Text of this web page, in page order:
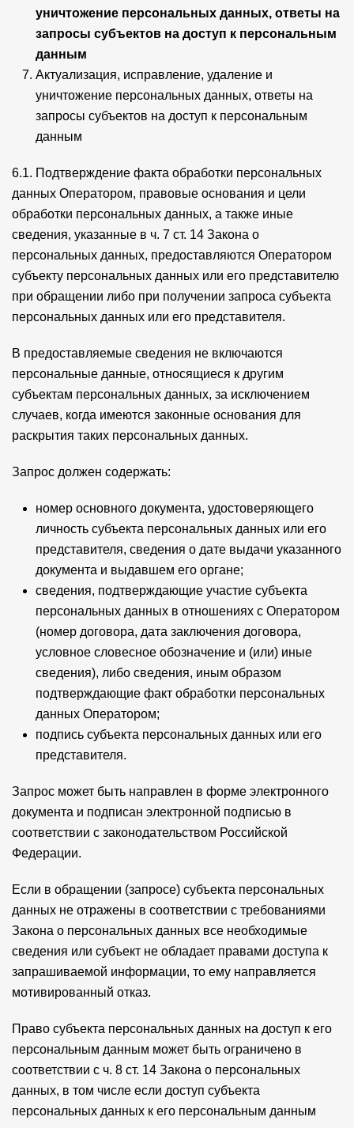
уничтожение персональных данных, ответы на
запросы субъектов на доступ к персональным
данным
Актуализация, исправление, удаление и
уничтожение персональных данных, ответы на
запросы субъектов на доступ к персональным
данным
6.1. Подтверждение факта обработки персональных
данных Оператором, правовые основания и цели
обработки персональных данных, а также иные
сведения, указанные в ч. 7 ст. 14 Закона о
персональных данных, предоставляются Оператором
субъекту персональных данных или его представителю
при обращении либо при получении запроса субъекта
персональных данных или его представителя.
В предоставляемые сведения не включаются
персональные данные, относящиеся к другим
субъектам персональных данных, за исключением
случаев, когда имеются законные основания для
раскрытия таких персональных данных.
Запрос должен содержать:
номер основного документа, удостоверяющего
личность субъекта персональных данных или его
представителя, сведения о дате выдачи указанного
документа и выдавшем его органе;
сведения, подтверждающие участие субъекта
персональных данных в отношениях с Оператором
(номер договора, дата заключения договора,
условное словесное обозначение и (или) иные
сведения), либо сведения, иным образом
подтверждающие факт обработки персональных
данных Оператором;
подпись субъекта персональных данных или его
представителя.
Запрос может быть направлен в форме электронного
документа и подписан электронной подписью в
соответствии с законодательством Российской
Федерации.
Если в обращении (запросе) субъекта персональных
данных не отражены в соответствии с требованиями
Закона о персональных данных все необходимые
сведения или субъект не обладает правами доступа к
запрашиваемой информации, то ему направляется
мотивированный отказ.
Право субъекта персональных данных на доступ к его
персональным данным может быть ограничено в
соответствии с ч. 8 ст. 14 Закона о персональных
данных, в том числе если доступ субъекта
персональных данных к его персональным данным